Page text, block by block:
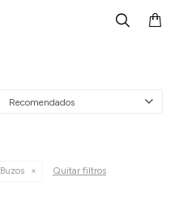
Recomendados
Buzos Quitar filtros